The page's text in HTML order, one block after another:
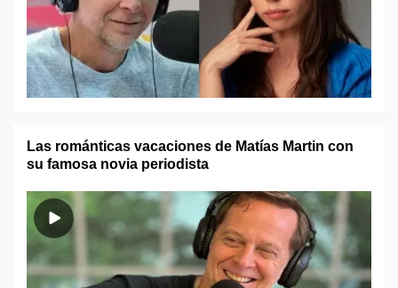
Las románticas vacaciones de Matías Martin con
su famosa novia periodista